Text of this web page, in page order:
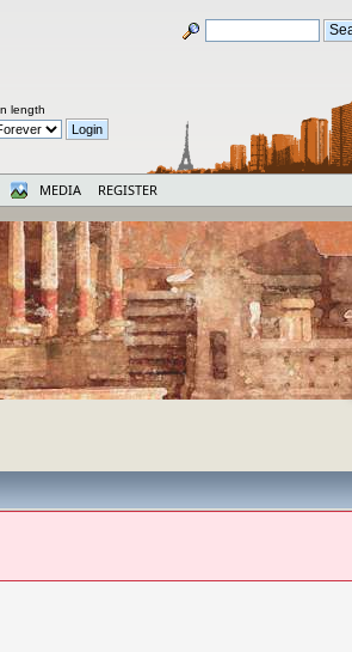
length
MEDIA REGISTER